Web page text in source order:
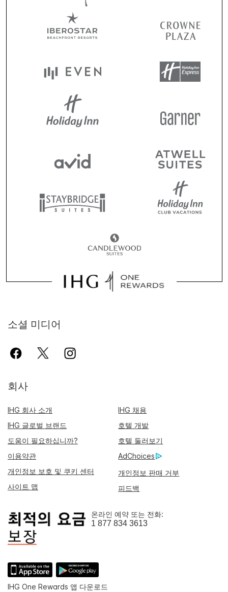
소셜 미디어
회사
IHG 회사 소개
IHG 채용
IHG 글로벌 브랜드
호텔 개발
도움이 필요하십니까?
호텔 둘러보기
이용약관
AdChoices
개인정보 보호 및 쿠키 센터
개인정보 판매 거부
사이트 맵
피드백
온라인 예약 또는 전화:
1 877 834 3613
IHG One Rewards 앱 다운로드